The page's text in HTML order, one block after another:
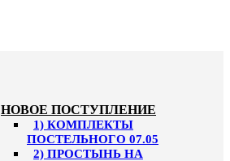
HОВОЕ ПОСТУПЛЕНИЕ
1) КОМПЛЕКТЫ
ПОСТЕЛЬНОГО 07.05
2) ПРОСТЫНЬ НА